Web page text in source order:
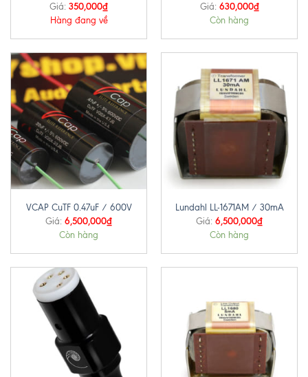
Giá: 350,000₫
Hàng đang về
Giá: 630,000₫
Còn hàng
VCAP CuTF 0.47uF / 600V
Giá: 6,500,000₫
Còn hàng
Lundahl LL-1671AM / 30mA
Giá: 6,500,000₫
Còn hàng